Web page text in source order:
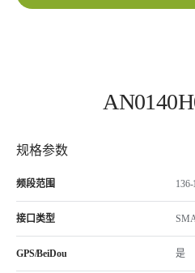
规格参数
频段范围
接口类型
GPS/BeiDou 是